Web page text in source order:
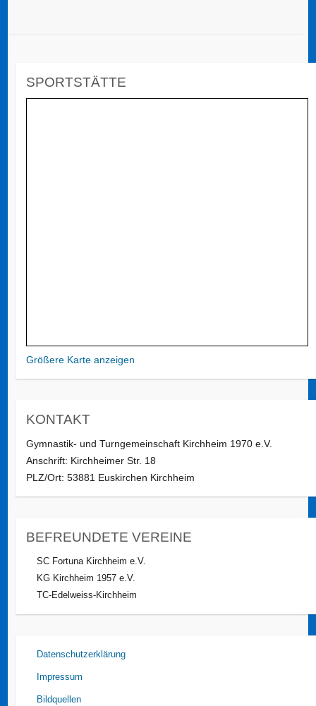
SPORTSTÄTTE
Größere Karte anzeigen
KONTAKT
Gymnastik- und Turngemeinschaft Kirchheim 1970 e.V.
Anschrift: Kirchheimer Str. 18
PLZ/Ort: 53881 Euskirchen Kirchheim
BEFREUNDETE VEREINE
SC Fortuna Kirchheim e.V.
KG Kirchheim 1957 e.V.
TC-Edelweiss-Kirchheim
Datenschutzerklärung
Impressum
Bildquellen